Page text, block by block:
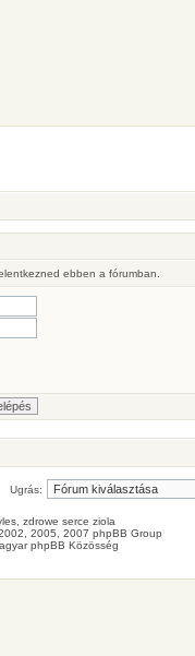
ebben a fórumban.
Ugrás:
, zdrowe serce ziola
2005, 2007 phpBB Group
phpBB Közösség